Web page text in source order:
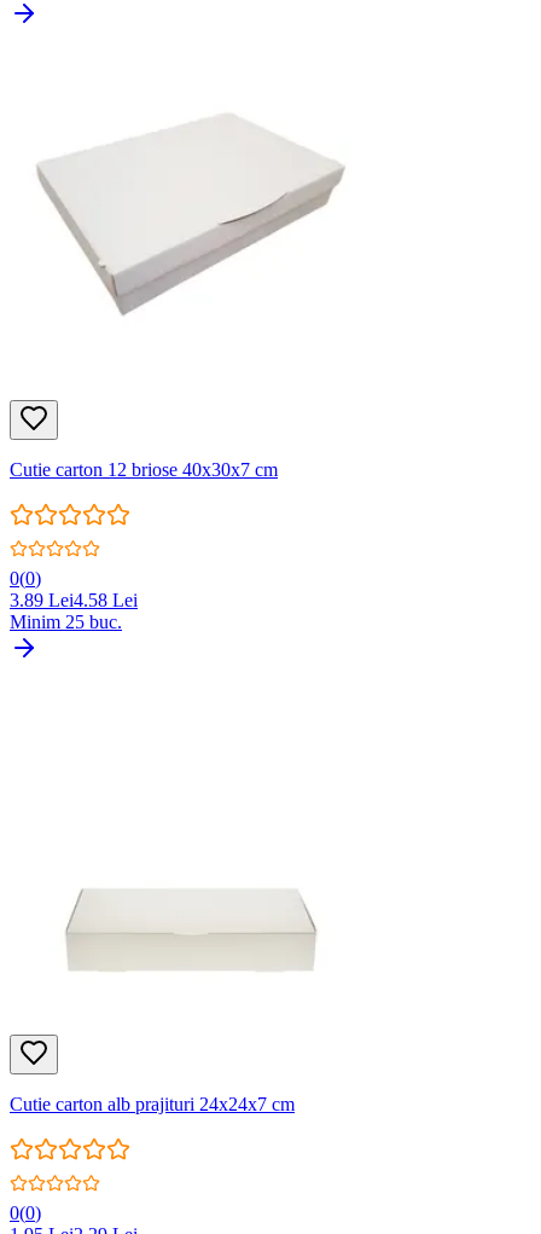
Cutie carton 12 briose 40x30x7 cm
0(0)
3.89 Lei4.58 Lei
Minim 25 buc.
Cutie carton alb prajituri 24x24x7 cm
0(0)